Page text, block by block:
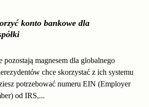
konto bankowe dla
pozostają magnesem dla globalnego
chce skorzystać z ich systemu
potrzebować numeru EIN (Employer
od IRS,...